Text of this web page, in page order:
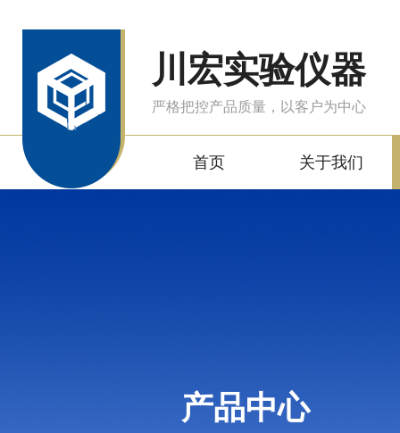
川宏实验仪器
严格把控产品质量，以客户为中心
首页 关于我们
产品中心